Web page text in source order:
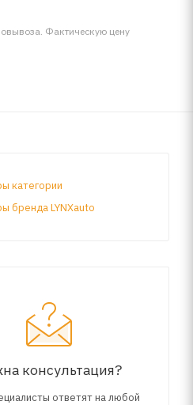
Фактическую цену
категории
бренда LYNXauto
консультация?
ответят на любой